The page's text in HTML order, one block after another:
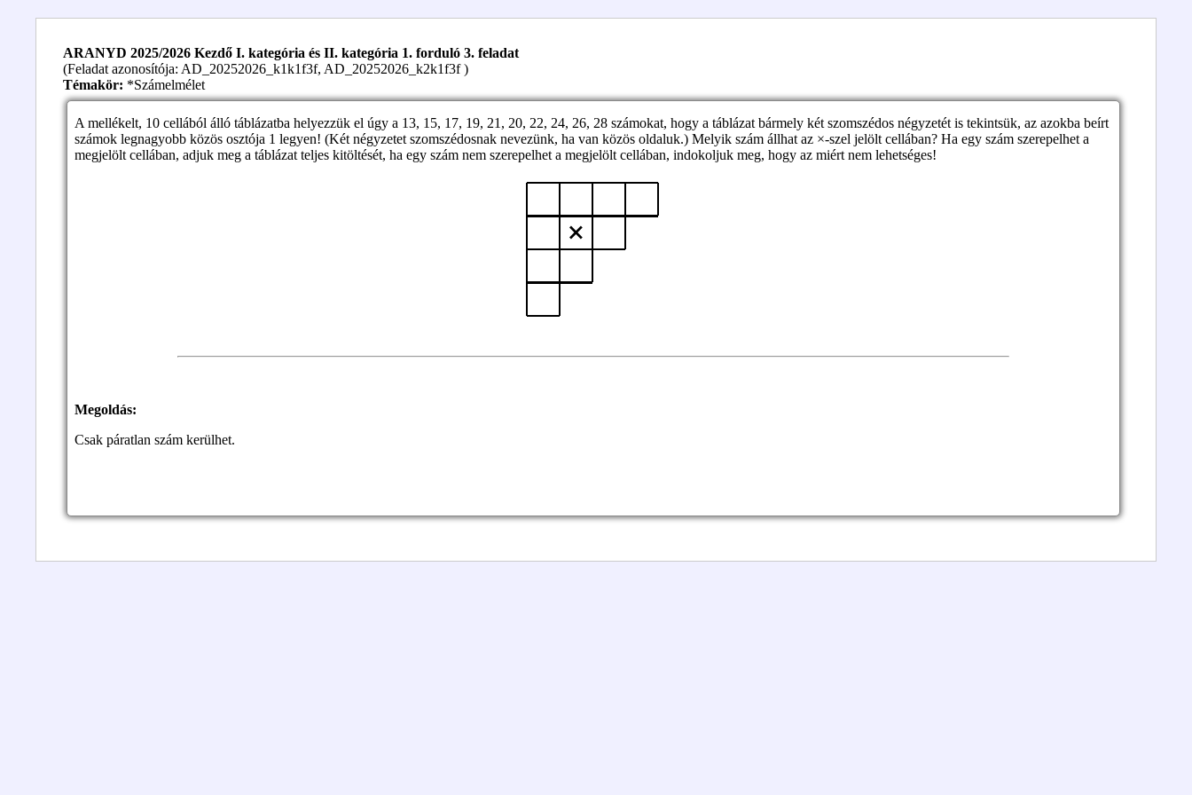
ARANYD 2025/2026 Kezdő I. kategória és II. kategória 1. forduló 3. feladat
(Feladat azonosítója: AD_20252026_k1k1f3f, AD_20252026_k2k1f3f )
Témakör: *Számelmélet
A mellékelt, 10 cellából álló táblázatba helyezzük el úgy a 13, 15, 17, 19, 21, 20, 22, 24, 26, 28 számokat, hogy a táblázat bármely két szomszédos négyzetét is tekintsük, az azokba beírt
számok legnagyobb közös osztója 1 legyen! (Két négyzetet szomszédosnak nevezünk, ha van közös oldaluk.) Melyik szám állhat az ×-szel jelölt cellában? Ha egy szám szerepelhet a
megjelölt cellában, adjuk meg a táblázat teljes kitöltését, ha egy szám nem szerepelhet a megjelölt cellában, indokoljuk meg, hogy az miért nem lehetséges!
Megoldás:
Csak páratlan szám kerülhet.